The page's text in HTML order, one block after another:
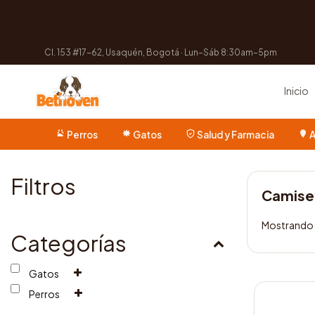
Cl. 153 #17-62, Usaquén, Bogotá · Lun–Sáb 8:30am–5pm
Inicio
Perros Gatos Salud y Farmacia
Filtros
Categorías
Gatos
Perros
Mostrando
Este